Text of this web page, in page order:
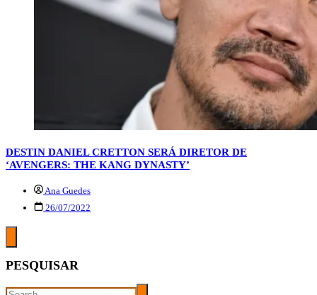
DESTIN DANIEL CRETTON SERÁ DIRETOR DE
‘AVENGERS: THE KANG DYNASTY’
Ana Guedes
26/07/2022
PESQUISAR